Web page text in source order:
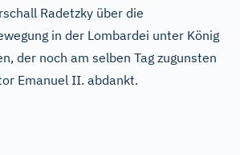
Radetzky über die
in der Lombardei unter König
der noch am selben Tag zugunsten
Emanuel II. abdankt.